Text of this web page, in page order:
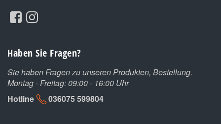
Haben Sie Fragen?
Sie haben Fragen zu unseren Produkten, Bestellung.
Montag - Freitag: 09:00 - 16:00 Uhr
Hotline
036075 599804